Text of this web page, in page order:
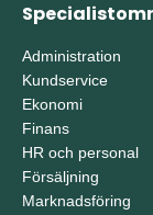
Administration
Kundservice
Ekonomi
Finans
HR och personal
Försäljning
Marknadsföring